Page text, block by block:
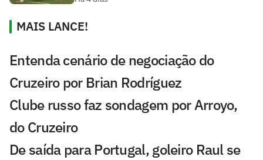
MAIS LANCE!
Entenda cenário de negociação do
Cruzeiro por Brian Rodríguez
Clube russo faz sondagem por Arroyo,
do Cruzeiro
De saída para Portugal, goleiro Raul se